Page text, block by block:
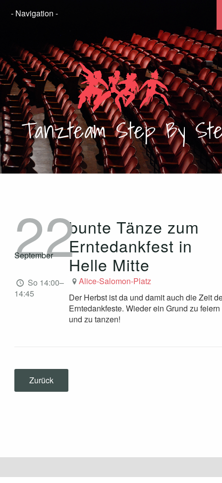
TanzteamStep By
bunte Tänze zum
Erntedankfest in
Helle Mitte
22
September
So 14:00–
14:45
Alice-Salomon-Platz
Der Herbst ist da und damit auch die Zeit
Erntedankfeste. Wieder ein Grund zu feiern
und zu tanzen!
Zurück